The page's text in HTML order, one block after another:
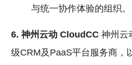
与统一协作体验的组织。
6. 神州云动 CloudCC 神州云
级CRM及PaaS平台服务商，